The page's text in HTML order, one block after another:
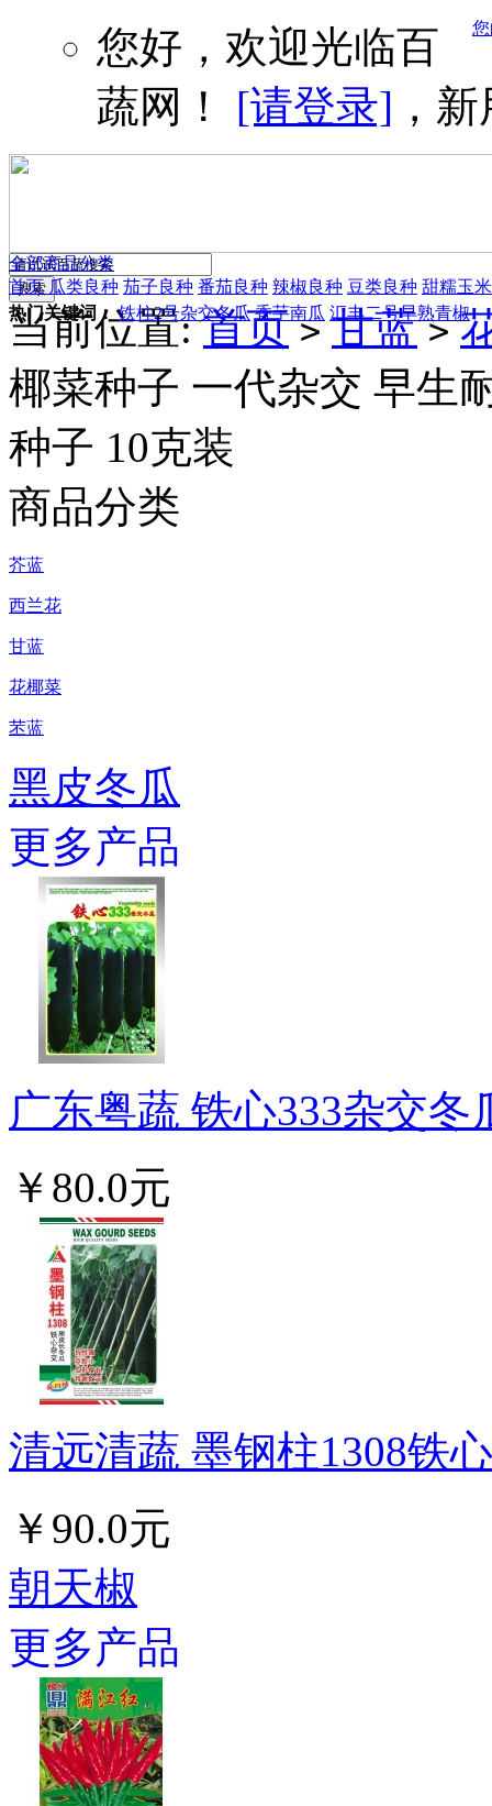
您好，欢迎光临百
蔬网！ [请登录] ，
热门关键词： 铁柱2号杂交冬瓜 香芋南瓜 汇丰二号早熟青椒
全部商品分类
首页 瓜类良种 茄子良种 番茄良种 辣椒良种 豆类良种 甜糯玉米
当前位置:首页 > 甘蓝 >
椰菜种子 一代杂交 早生
种子 10克装
商品分类
芥蓝
西兰花
甘蓝
花椰菜
苤蓝
黑皮冬瓜
更多产品
广东粤蔬 铁心333杂交
￥80.0元
清远清蔬 墨钢柱1308铁
￥90.0元
朝天椒
更多产品